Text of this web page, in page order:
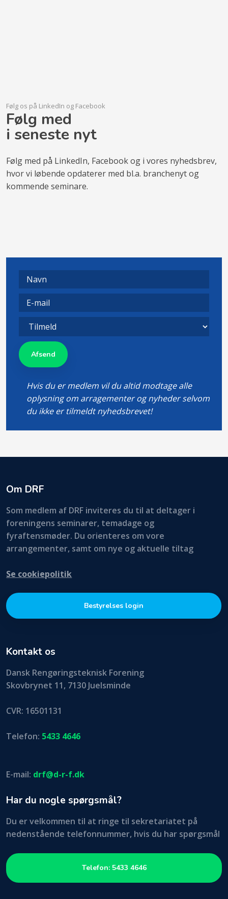
Følg os på LinkedIn og Facebook​
Følg med
​i seneste nyt
Følg med på LinkedIn, Facebook og i vores nyhedsbrev,
hvor vi løbende opdaterer med bl.a. branchenyt og
kommende seminare.
Hvis du er medlem vil du altid modtage alle
oplysning om arragementer og nyheder selvom
du ikke er tilmeldt nyhedsbrevet!
Om DRF
Som medlem af DRF inviteres du til at deltager i
foreningens seminarer, temadage og
fyraftensmøder. Du orienteres om vore
arrangementer, samt om nye og aktuelle tiltag
Se cookiepolitik
Bestyrelses login
Kontakt os
​Dansk Rengøringsteknisk Forening
Skovbrynet 11, 7130 Juelsminde
CVR: 16501131
Telefon: 5433 4646
E-mail: drf@d-r-f.dk
Har du nogle spørgsmål?
Du er velkommen til at ringe til sekretariatet på
nedenstående telefonnummer, hvis du har spørgsmål
Telefon: 5433 4646